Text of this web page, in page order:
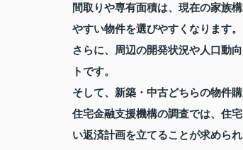
間取りや専有面積は、現在の家族
やすい物件を選びやすくなります。
さらに、周辺の開発状況や人口動
トです。
そして、新築・中古どちらの物件
住宅金融支援機構の調査では、住
い返済計画を立てることが求められ